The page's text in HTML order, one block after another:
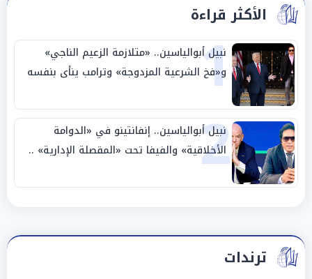
الأكثر قراءة
1
نبيل أبوالياسين.. «متلازمة الزعيم الناجي»
و«فخ الشرعية المزدوجة» وترامب ينأى بنفسه
وحليفه في «ميتم استراتيجي»
2
نبيل أبوالياسين.. إنفانتينو في «الدوامة
الأخلاقية» والفيفا تحت «المقصلة الإدارية» ..
«عبادة العرش وجنازة المصداقية»
ترندات